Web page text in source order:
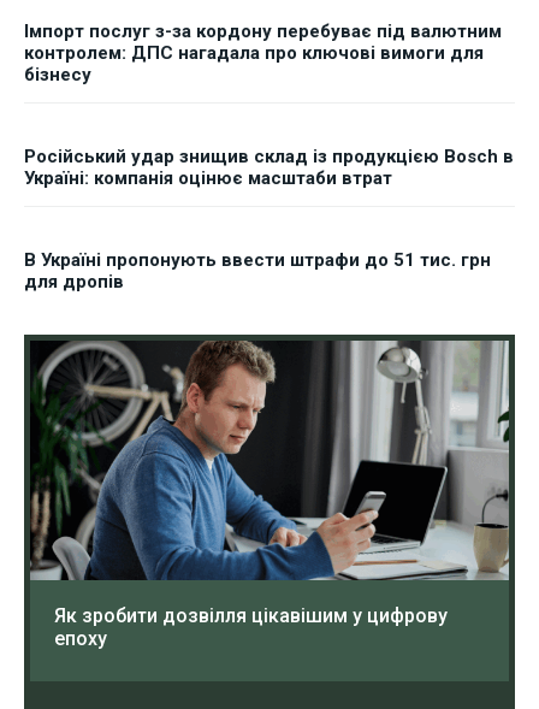
Імпорт послуг з-за кордону перебуває під валютним
контролем: ДПС нагадала про ключові вимоги для
бізнесу
Російський удар знищив склад із продукцією Bosch в
Україні: компанія оцінює масштаби втрат
В Україні пропонують ввести штрафи до 51 тис. грн
для дропів
Як зробити дозвілля цікавішим у цифрову
епоху